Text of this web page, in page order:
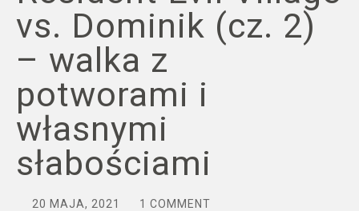
vs. Dominik (cz. 2)
– walka z
potworami i
własnymi
słabościami
20 MAJA, 2021 1 COMMENT